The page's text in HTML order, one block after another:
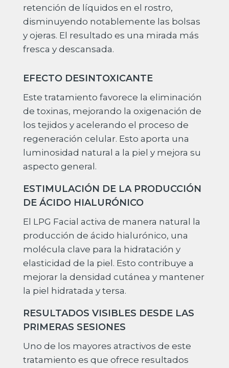
retención de líquidos en el rostro,
disminuyendo notablemente las bolsas
y ojeras. El resultado es una mirada más
fresca y descansada.
EFECTO DESINTOXICANTE
Este tratamiento favorece la eliminación
de toxinas, mejorando la oxigenación de
los tejidos y acelerando el proceso de
regeneración celular. Esto aporta una
luminosidad natural a la piel y mejora su
aspecto general.
ESTIMULACIÓN DE LA PRODUCCIÓN
DE ÁCIDO HIALURÓNICO
El LPG Facial activa de manera natural la
producción de ácido hialurónico, una
molécula clave para la hidratación y
elasticidad de la piel. Esto contribuye a
mejorar la densidad cutánea y mantener
la piel hidratada y tersa.
RESULTADOS VISIBLES DESDE LAS
PRIMERAS SESIONES
Uno de los mayores atractivos de este
tratamiento es que ofrece resultados